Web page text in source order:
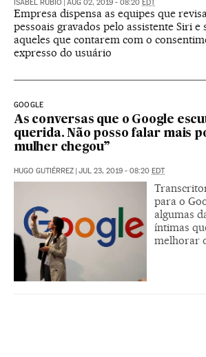
ISABEL RUBIO AUG 02, 2019 - 08:20 EDT
Empresa dispensa as equipes que
pessoais gravados pelo assistente Siri e
aqueles que contarem com o
expresso do usuário
GOOGLE
As conversas que o Google
querida. Não posso falar mais
mulher chegou”
HUGO GUTIÉRREZ JUL 23, 2019 - 08:20 EDT
para o
algumas
íntimas
melhorar